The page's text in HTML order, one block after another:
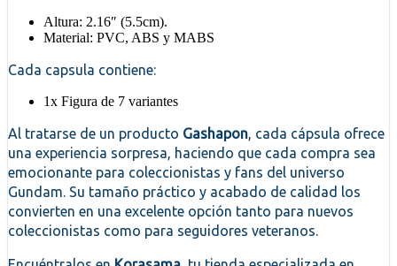
Altura: 2.16″ (5.5cm).
Material: PVC, ABS y MABS
Cada capsula contiene:
1x Figura de 7 variantes
Al tratarse de un producto Gashapon, cada cápsula ofrece
una experiencia sorpresa, haciendo que cada compra sea
emocionante para coleccionistas y fans del universo
Gundam. Su tamaño práctico y acabado de calidad los
convierten en una excelente opción tanto para nuevos
coleccionistas como para seguidores veteranos.